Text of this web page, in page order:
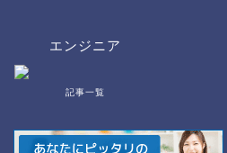
エンジニア
記事一覧